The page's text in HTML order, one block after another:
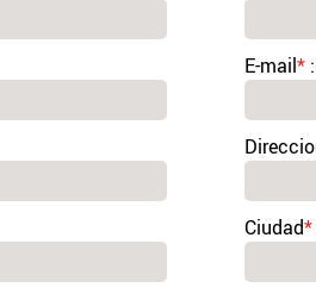
E-mail* :
Ciudad*